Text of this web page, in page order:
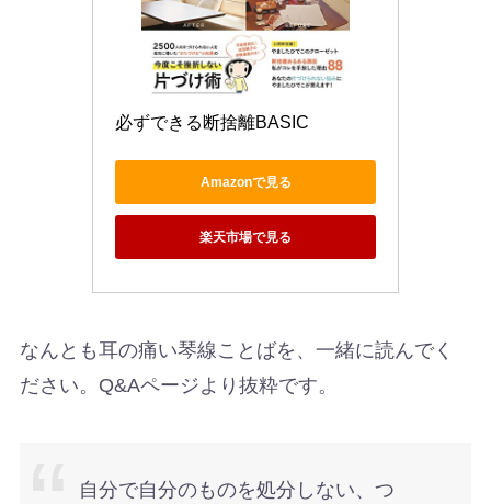
必ずできる断捨離BASIC
Amazonで見る
楽天市場で見る
なんとも耳の痛い琴線ことばを、一緒に読んでく
ださい。Q&Aページより抜粋です。
自分で自分のものを処分しない、つ